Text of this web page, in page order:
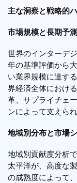
主な洞察と戦略的
市場規模と長期予測
世界のインターデ
年の基準評価から
い業界規模に達す
界経済全体におけ
革、サプライチェ
ンによって支えら
地域別分布と市場
地域別貢献度分析
太平洋が、高度な
の成熟度によって